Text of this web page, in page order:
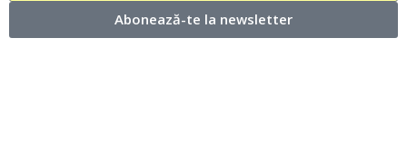
Abonează-te la newsletter